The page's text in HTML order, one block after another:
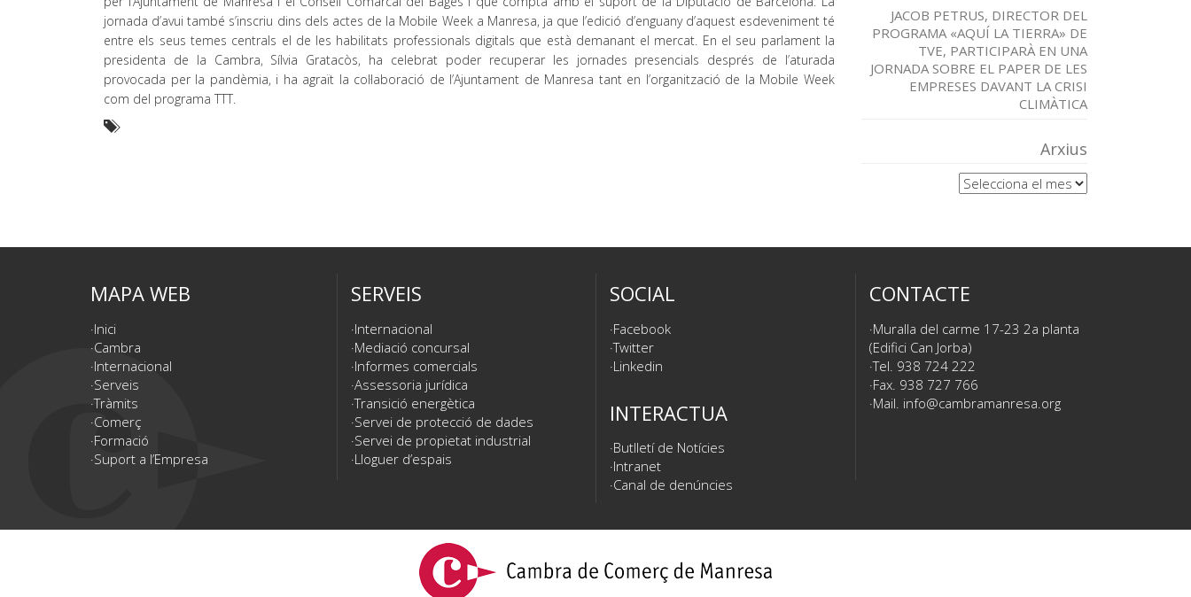
jornada d’avui també s’inscriu dins dels actes de la Mobile Week a Manresa, ja que l’edició d’enguany d’aquest esdeveniment té
entre els seus temes centrals el de les habilitats professionals digitals que està demanant el mercat. En el seu parlament la
presidenta de la Cambra, Sílvia Gratacòs, ha celebrat poder recuperar les jornades presencials després de l’aturada
provocada per la pandèmia, i ha agraït la col·laboració de l’Ajuntament de Manresa tant en l’organització de la Mobile Week
com del programa TTT.
JACOB PETRUS, DIRECTOR DEL
PROGRAMA «AQUÍ LA TIERRA» DE
TVE, PARTICIPARÀ EN UNA
JORNADA SOBRE EL PAPER DE LES
EMPRESES DAVANT LA CRISI
CLIMÀTICA
Arxius
Arxius
MAPA WEB
Inici
Cambra
Internacional
Serveis
Tràmits
Comerç
Formació
Suport a l’Empresa
SERVEIS
Internacional
Mediació concursal
Informes comercials
Assessoria jurídica
Transició energètica
Servei de protecció de dades
Servei de propietat industrial
Lloguer d’espais
SOCIAL
Facebook
Twitter
Linkedin
INTERACTUA
Butlletí de Notícies
Intranet
Canal de denúncies
CONTACTE
Muralla del carme 17-23 2a planta
(Edifici Can Jorba)
Tel. 938 724 222
Fax. 938 727 766
Mail. info@cambramanresa.org